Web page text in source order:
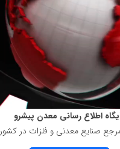
اطلاع رسانی معدن پیشرو
مرجع صنایع معدنی و فلزات در كشور